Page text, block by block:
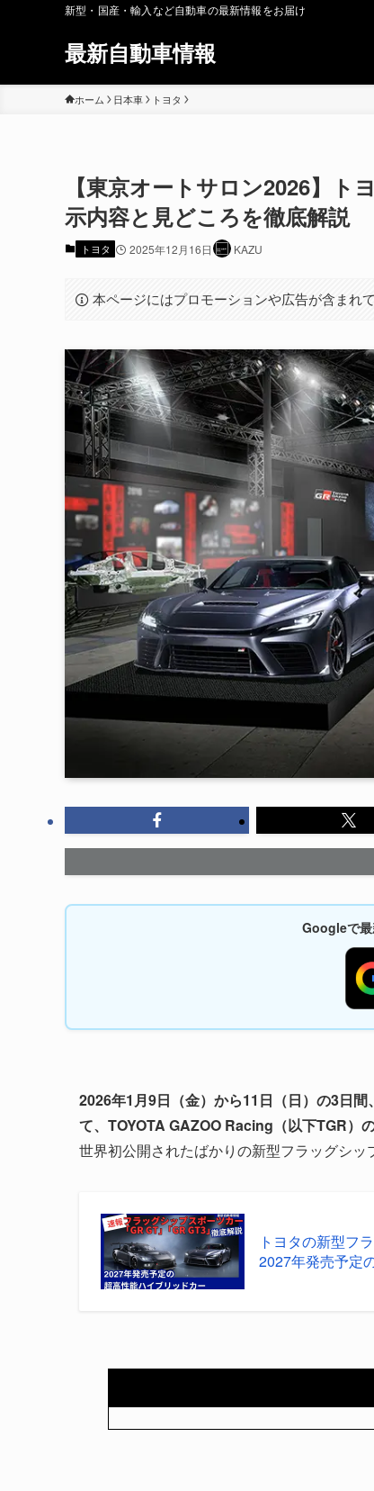
新型・国産・輸入など自動車の最新情報をお届け
最新自動車情報
ホーム 日本車 トヨタ
【東京オートサロン2026】
示内容と見どころを徹底解説
トヨタ 2025年12月16日 KAZU
本ページにはプロモーションや広告が含まれて
Googleで最
2026年1月9日（金）から11日（日）の3日
て、TOYOTA GAZOO Racing（以下TGR）
世界初公開されたばかりの新型フラッグシッ
トヨタの新型フ
2027年発売予定